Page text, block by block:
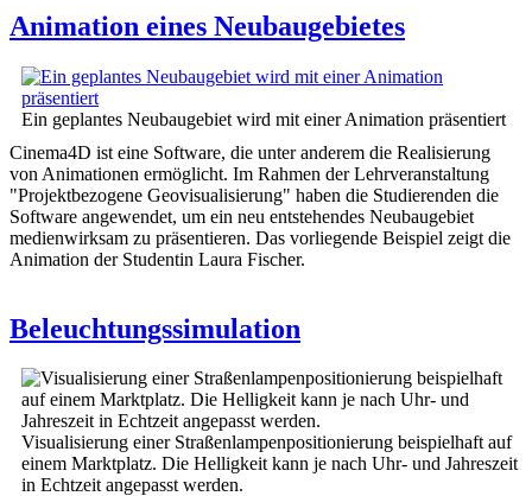
Animation eines Neubaugebietes
Ein geplantes Neubaugebiet wird mit einer Animation präsentiert
Cinema4D ist eine Software, die unter anderem die Realisierung
von Animationen ermöglicht. Im Rahmen der Lehrveranstaltung
"Projektbezogene Geovisualisierung" haben die Studierenden die
Software angewendet, um ein neu entstehendes Neubaugebiet
medienwirksam zu präsentieren. Das vorliegende Beispiel zeigt die
Animation der Studentin Laura Fischer.
Beleuchtungssimulation
Visualisierung einer Straßenlampenpositionierung beispielhaft auf
einem Marktplatz. Die Helligkeit kann je nach Uhr- und Jahreszeit
in Echtzeit angepasst werden.